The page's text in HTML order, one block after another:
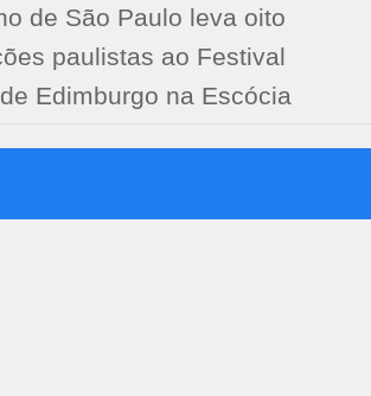
de São Paulo leva oito
paulistas ao Festival
Edimburgo na Escócia